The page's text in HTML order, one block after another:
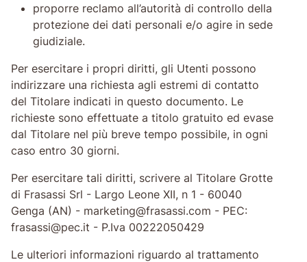
proporre reclamo all’autorità di controllo della
protezione dei dati personali e/o agire in sede
giudiziale.
Per esercitare i propri diritti, gli Utenti possono
indirizzare una richiesta agli estremi di contatto
del Titolare indicati in questo documento. Le
richieste sono effettuate a titolo gratuito ed evase
dal Titolare nel più breve tempo possibile, in ogni
caso entro 30 giorni.
Per esercitare tali diritti, scrivere al Titolare Grotte
di Frasassi Srl - Largo Leone XII, n 1 - 60040
Genga (AN) - marketing@frasassi.com - PEC:
frasassi@pec.it - P.Iva 00222050429
Le ulteriori informazioni riguardo al trattamento